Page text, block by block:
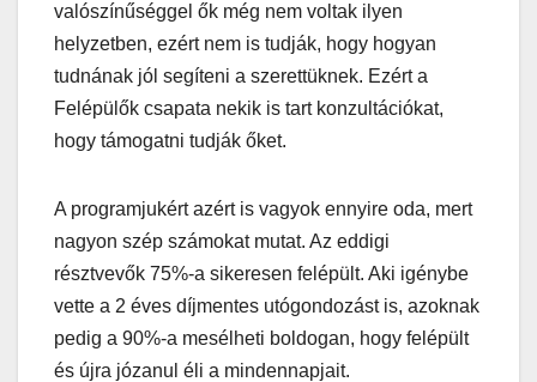
valószínűséggel ők még nem voltak ilyen
helyzetben, ezért nem is tudják, hogy hogyan
tudnának jól segíteni a szerettüknek. Ezért a
Felépülők csapata nekik is tart konzultációkat,
hogy támogatni tudják őket.
A programjukért azért is vagyok ennyire oda, mert
nagyon szép számokat mutat. Az eddigi
résztvevők 75%-a sikeresen felépült. Aki igénybe
vette a 2 éves díjmentes utógondozást is, azoknak
pedig a 90%-a mesélheti boldogan, hogy felépült
és újra józanul éli a mindennapjait.